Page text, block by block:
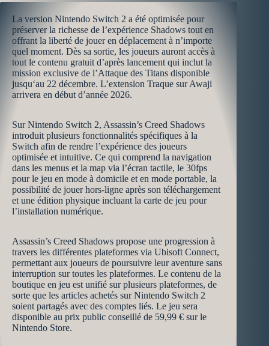
La version Nintendo Switch 2 a été optimisée pour
préserver la richesse de l’expérience Shadows tout en
offrant la liberté de jouer en déplacement à n’importe
quel moment. Dès sa sortie, les joueurs auront accès à
tout le contenu gratuit d’après lancement qui inclut la
mission exclusive de l’Attaque des Titans disponible
jusqu‘au 22 décembre. L’extension Traque sur Awaji
arrivera en début d’année 2026.
Sur Nintendo Switch 2, Assassin’s Creed Shadows
introduit plusieurs fonctionnalités spécifiques à la
Switch afin de rendre l’expérience des joueurs
optimisée et intuitive. Ce qui comprend la navigation
dans les menus et la map via l’écran tactile, le 30fps
pour le jeu en mode à domicile et en mode portable, la
possibilité de jouer hors-ligne après son téléchargement
et une édition physique incluant la carte de jeu pour
l’installation numérique.
Assassin’s Creed Shadows propose une progression à
travers les différentes plateformes via Ubisoft Connect,
permettant aux joueurs de poursuivre leur aventure sans
interruption sur toutes les plateformes. Le contenu de la
boutique en jeu est unifié sur plusieurs plateformes, de
sorte que les articles achetés sur Nintendo Switch 2
soient partagés avec des comptes liés. Le jeu sera
disponible au prix public conseillé de 59,99 € sur le
Nintendo Store.